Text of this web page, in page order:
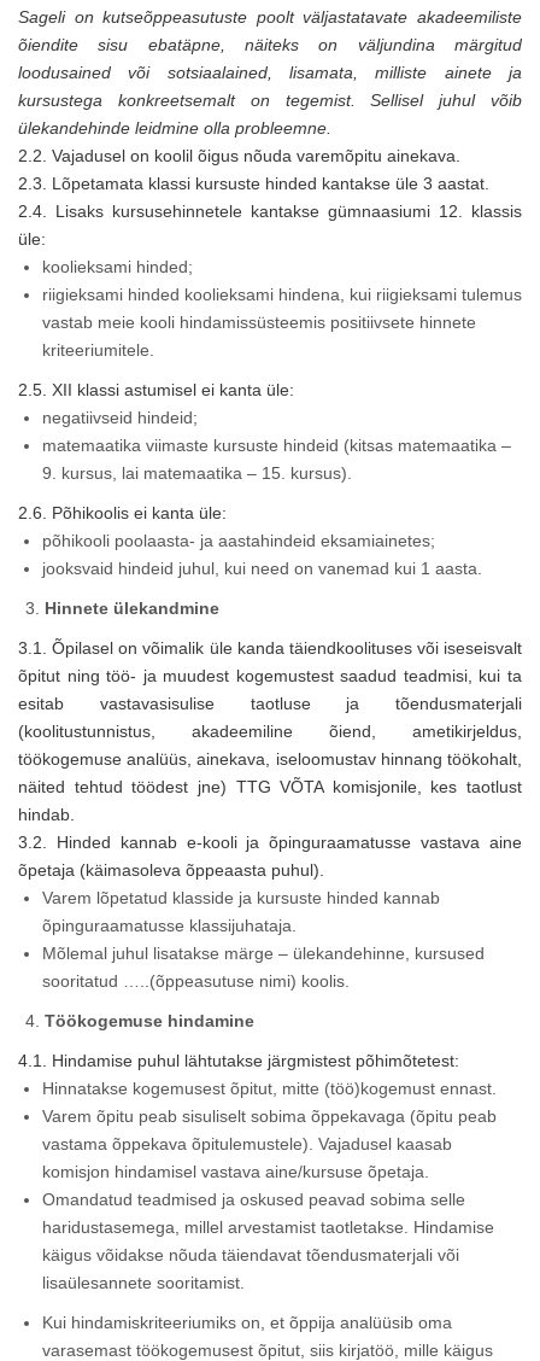
Sageli on kutseõppeasutuste poolt väljastatavate akadeemiliste
õiendite sisu ebatäpne, näiteks on väljundina märgitud
loodusained või sotsiaalained, lisamata, milliste ainete ja
kursustega konkreetsemalt on tegemist. Sellisel juhul võib
ülekandehinde leidmine olla probleemne.
2.2. Vajadusel on koolil õigus nõuda varemõpitu ainekava.
2.3. Lõpetamata klassi kursuste hinded kantakse üle 3 aastat.
2.4. Lisaks kursusehinnetele kantakse gümnaasiumi 12. klassis
üle:
koolieksami hinded;
riigieksami hinded koolieksami hindena, kui riigieksami tulemus
vastab meie kooli hindamissüsteemis positiivsete hinnete
kriteeriumitele.
2.5. XII klassi astumisel ei kanta üle:
negatiivseid hindeid;
matemaatika viimaste kursuste hindeid (kitsas matemaatika –
9. kursus, lai matemaatika – 15. kursus).
2.6. Põhikoolis ei kanta üle:
põhikooli poolaasta- ja aastahindeid eksamiainetes;
jooksvaid hindeid juhul, kui need on vanemad kui 1 aasta.
Hinnete ülekandmine
3.1. Õpilasel on võimalik üle kanda täiendkoolituses või iseseisvalt
õpitut ning töö- ja muudest kogemustest saadud teadmisi, kui ta
esitab vastavasisulise taotluse ja tõendusmaterjali
(koolitustunnistus, akadeemiline õiend, ametikirjeldus,
töökogemuse analüüs, ainekava, iseloomustav hinnang töökohalt,
näited tehtud töödest jne) TTG VÕTA komisjonile, kes taotlust
hindab.
3.2. Hinded kannab e-kooli ja õpinguraamatusse vastava aine
õpetaja (käimasoleva õppeaasta puhul).
Varem lõpetatud klasside ja kursuste hinded kannab
õpinguraamatusse klassijuhataja.
Mõlemal juhul lisatakse märge – ülekandehinne, kursused
sooritatud …..(õppeasutuse nimi) koolis.
Töökogemuse hindamine
4.1. Hindamise puhul lähtutakse järgmistest põhimõtetest:
Hinnatakse kogemusest õpitut, mitte (töö)kogemust ennast.
Varem õpitu peab sisuliselt sobima õppekavaga (õpitu peab
vastama õppekava õpitulemustele). Vajadusel kaasab
komisjon hindamisel vastava aine/kursuse õpetaja.
Omandatud teadmised ja oskused peavad sobima selle
haridustasemega, millel arvestamist taotletakse. Hindamise
käigus võidakse nõuda täiendavat tõendusmaterjali või
lisaülesannete sooritamist.
Kui hindamiskriteeriumiks on, et õppija analüüsib oma
varasemast töökogemusest õpitut, siis kirjatöö, mille käigus